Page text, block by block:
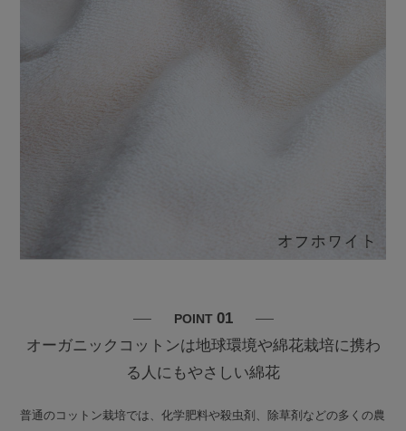
POINT 01
オーガニックコットンは地球環境や綿花栽培に携わ
る人にもやさしい綿花
普通のコットン栽培では、化学肥料や殺虫剤、除草剤などの多くの農